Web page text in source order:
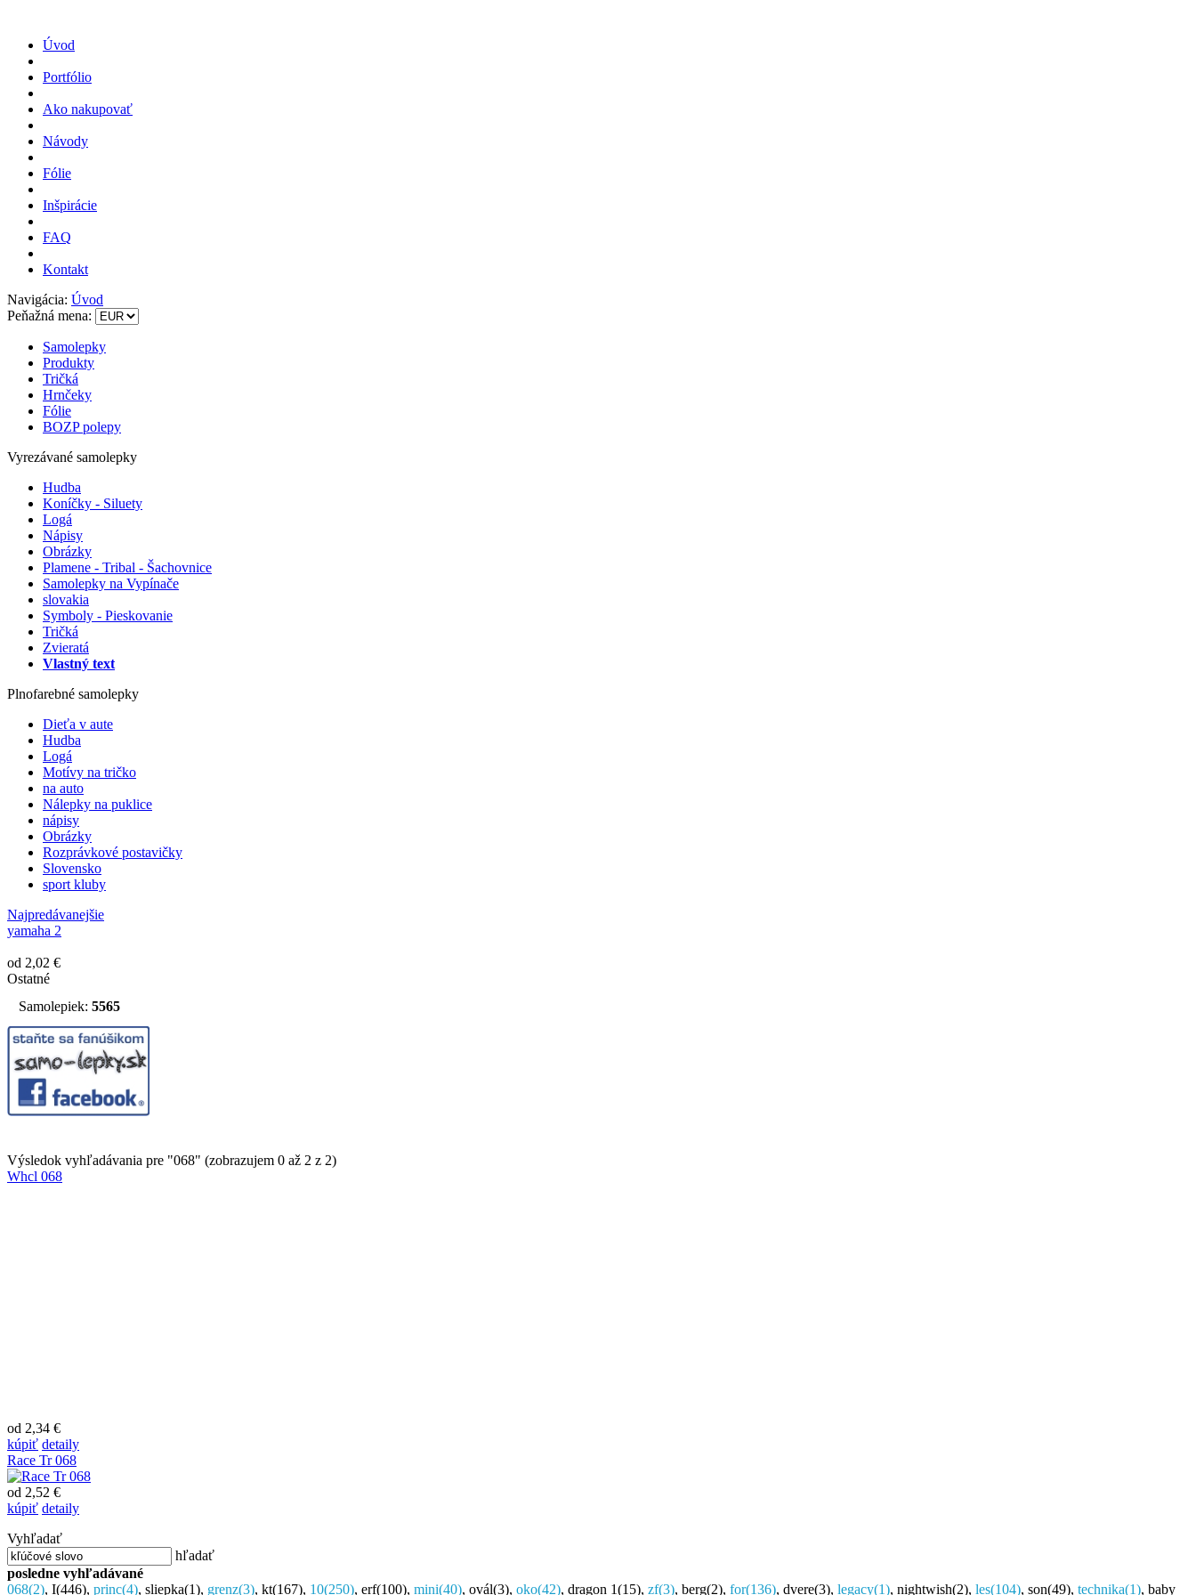
Úvod
Portfólio
Ako nakupovať
Návody
Fólie
Inšpirácie
FAQ
Kontakt
Navigácia: Úvod
Peňažná mena:
Samolepky
Produkty
Tričká
Hrnčeky
Fólie
BOZP polepy
Vyrezávané samolepky
Hudba
Koníčky - Siluety
Logá
Nápisy
Obrázky
Plamene - Tribal - Šachovnice
Samolepky na Vypínače
slovakia
Symboly - Pieskovanie
Tričká
Zvieratá
Vlastný text
Plnofarebné samolepky
Dieťa v aute
Hudba
Logá
Motívy na tričko
na auto
Nálepky na puklice
nápisy
Obrázky
Rozprávkové postavičky
Slovensko
sport kluby
Najpredávanejšie
yamaha 2
od 2,02 €
Ostatné
Samolepiek: 5565
Výsledok vyhľadávania pre "068" (zobrazujem 0 až 2 z 2)
Whcl 068
od 2,34 €
kúpiť detaily
Race Tr 068
od 2,52 €
kúpiť detaily
Vyhľadať
hľadať
posledne vyhľadávané
068(2), I(446), princ(4), sliepka(1), grenz(3), kt(167), 10(250), erf(100), mini(40), ovál(3), oko(42), dragon 1(15), zf(3), berg(2), for(136), dvere(3), legacy(1), nightwish(2), les(104), son(49), technika(1), baby